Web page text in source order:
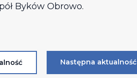
Byków Obrowo.
Następna aktualność